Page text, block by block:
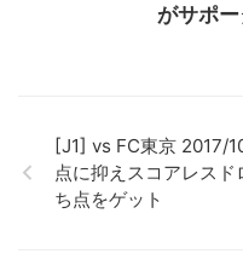
がサポ
[J1] vs FC東京 2017/
点に抑えスコアレス
ち点をゲット